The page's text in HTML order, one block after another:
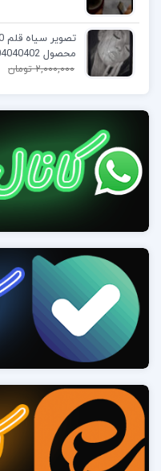
محصول 1404040402)
2,000,000 تومان